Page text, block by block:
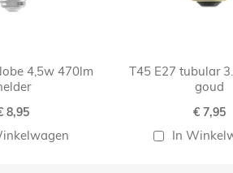
4,5w 470lm
8,95
T45 E27 tubular
goud
€ 7,95
In